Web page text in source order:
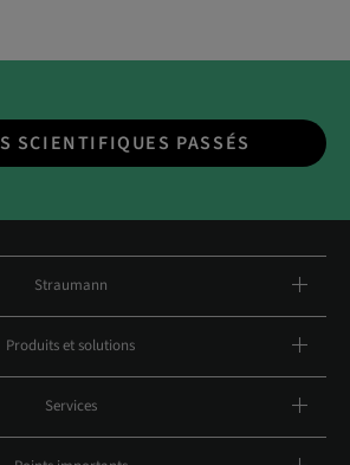
SCIENTIFIQUES PASSÉS
Straumann
Produits et solutions
Services